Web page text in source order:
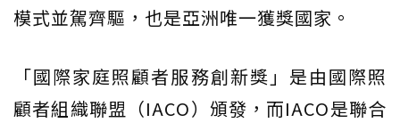
模式並駕齊驅，也是亞洲唯一獲獎國家。
「國際家庭照顧者服務創新獎」是由國際照
顧者組織聯盟（IACO）頒發，而IACO是聯合